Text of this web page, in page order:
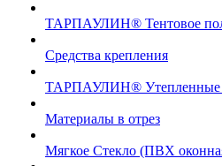
ТАРПАУЛИН® Тентовое
Средства крепления
ТАРПАУЛИН® Утепленные
Материалы в отрез
Мягкое Стекло (ПВХ